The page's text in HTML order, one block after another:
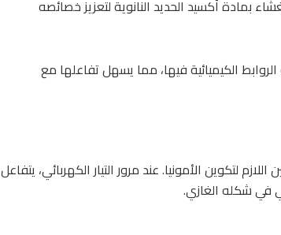
بمادة أكسيد الحديد النانوية لتعزيز خصائصه
الكيميائية فيها، مما يسهل تفاعلها مع
لتكوين الأمونيا. عند مرور التيار الكهربائي، يتفاعل
في شكله الغازي.